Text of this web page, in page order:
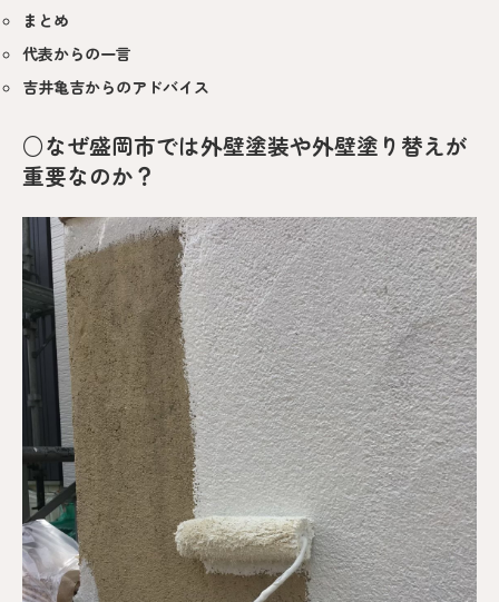
まとめ
代表からの一言
吉井亀吉からのアドバイス
○なぜ盛岡市では外壁塗装や外壁塗り替えが
重要なのか？